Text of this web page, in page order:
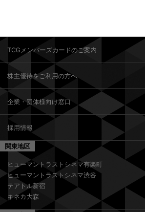
TCGメンバーズカードのご案内
株主優待をご利用の方へ
企業・団体様向け窓口
採用情報
関東地区
ヒューマントラストシネマ有楽町
ヒューマントラストシネマ渋谷
テアトル新宿
キネカ大森